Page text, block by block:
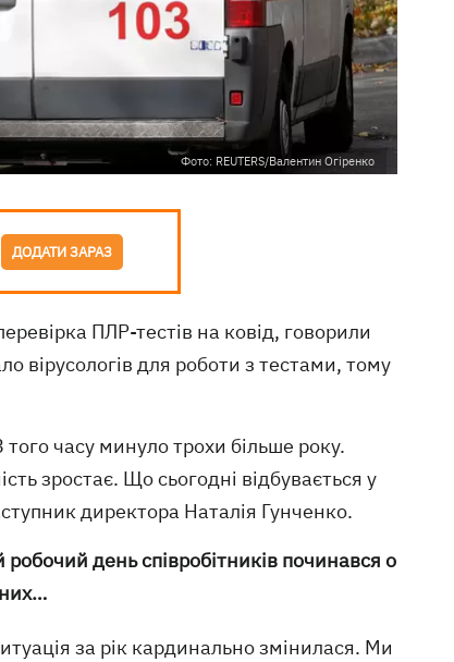
Фото: REUTERS/Валентин Огіренко
ДОДАТИ ЗАРАЗ
ПЛР-тестів на ковід, говорили
вірусологів для роботи з тестами, тому
часу минуло трохи більше року.
зростає. Що сьогодні відбувається у
директора Наталія Гунченко.
день співробітників починався о
за рік кардинально змінилася. Ми